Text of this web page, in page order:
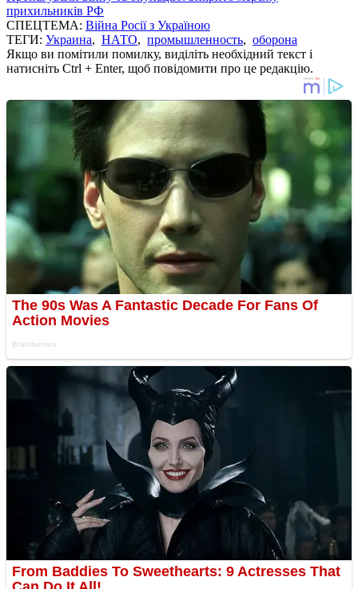
прихильників РФ
СПЕЦТЕМА: Війна Росії з Україною
ТЕГИ: Украина, НАТО, промышленность, оборона
Якщо ви помітили помилку, виділіть необхідний текст і
натисніть Ctrl + Enter, щоб повідомити про це редакцію.